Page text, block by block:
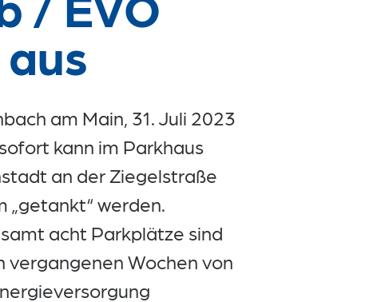
am Main, 31. Juli 2023
kann im Parkhaus
an der Ziegelstraße
„getankt“ werden.
acht Parkplätze sind
vergangenen Wochen von